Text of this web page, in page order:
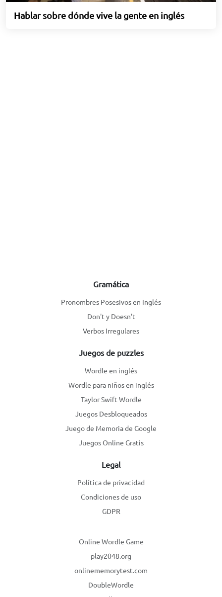
Hablar sobre dónde vive la gente en inglés
Gramática
Pronombres Posesivos en Inglés
Don't y Doesn't
Verbos Irregulares
Juegos de puzzles
Wordle en inglés
Wordle para niños en inglés
Taylor Swift Wordle
Juegos Desbloqueados
Juego de Memoria de Google
Juegos Online Gratis
Legal
Política de privacidad
Condiciones de uso
GDPR
Online Wordle Game
play2048.org
onlinememorytest.com
DoubleWordle